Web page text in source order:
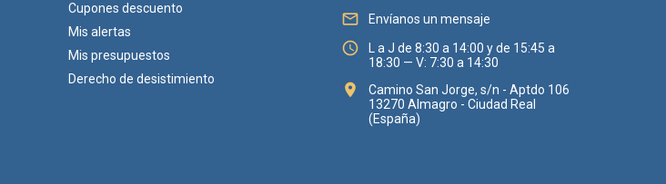
Cupones descuento
Mis alertas
Mis presupuestos
Derecho de desistimiento
 Envíanos un mensaje

L a J de 8:30 a 14:00 y de 15:45 a
18:30 — V: 7:30 a 14:30

Camino San Jorge, s/n - Aptdo 106
13270 Almagro - Ciudad Real
(España)